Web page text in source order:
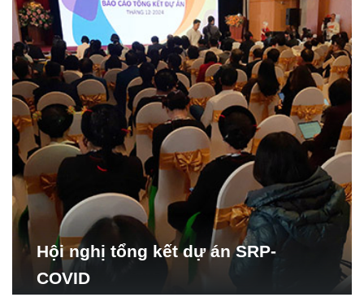
Hội nghị tổng kết dự án SRP-
COVID